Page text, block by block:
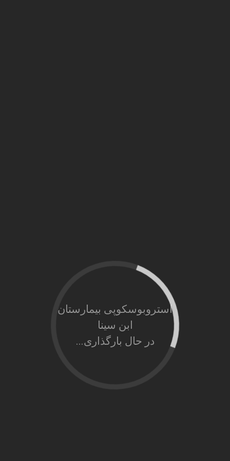
استروبوسکوپی بیمارستان
ابن سینا
در حال بارگذاری...